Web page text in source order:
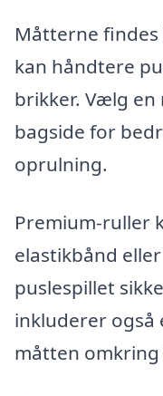
Måtterne
kan håndtere
brikker. Vælg
bagside for
oprulning.
Premium-ruller
elastikbånd
puslespillet
inkluderer også
måtten